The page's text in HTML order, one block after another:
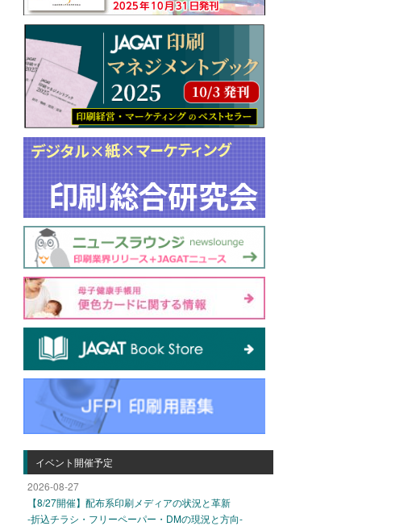
イベント開催予定
2026-08-27
【8/27開催】配布系印刷メディアの状況と革新
-折込チラシ・フリーペーパー・DMの現況と方向-